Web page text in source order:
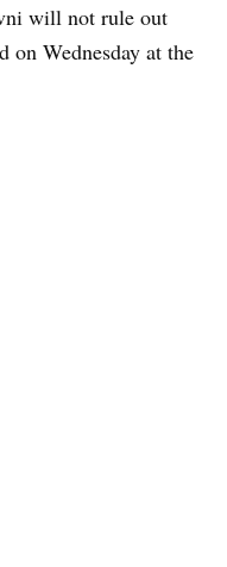
will not rule out
on Wednesday at the